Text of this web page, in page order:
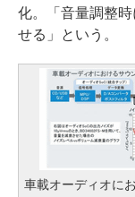
化。「音量調整
せる」という。
車載オーディオに